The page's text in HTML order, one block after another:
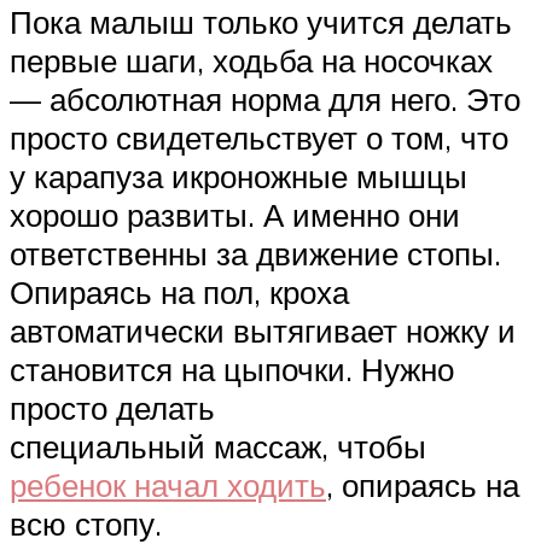
Пока малыш только учится делать
первые шаги, ходьба на носочках
— абсолютная норма для него. Это
просто свидетельствует о том, что
у карапуза икроножные мышцы
хорошо развиты. А именно они
ответственны за движение стопы.
Опираясь на пол, кроха
автоматически вытягивает ножку и
становится на цыпочки. Нужно
просто делать
специальный массаж, чтобы
ребенок начал ходить, опираясь на
всю стопу.